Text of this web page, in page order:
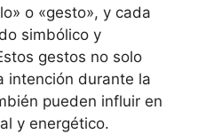
o «gesto», y cada
simbólico y
gestos no solo
intención durante la
pueden influir en
y energético.